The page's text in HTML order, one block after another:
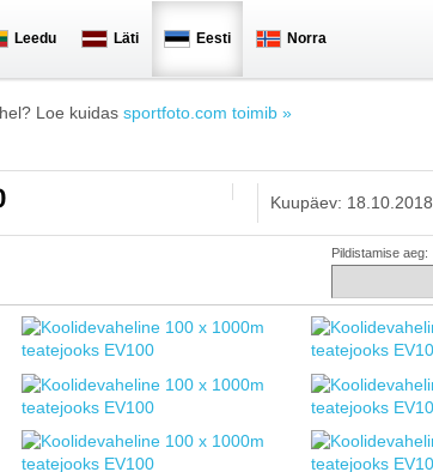
Leedu Läti Eesti Norra
Loe kuidas sportfoto.com toimib »
Kuupäev: 18.10.2018
Pildistamise aeg: